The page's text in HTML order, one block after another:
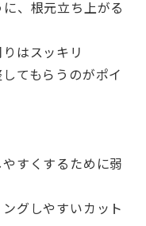
、根元立ち上がる
はスッキリ
てもらうのがポイ
すくするために弱
グしやすいカット